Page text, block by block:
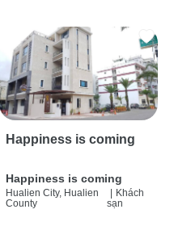
Happiness is coming
Happiness is coming
Hualien City, Hualien
County
Khách
sạn